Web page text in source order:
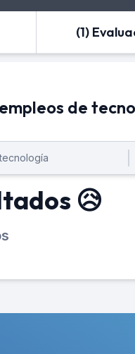
(1)
de
😥